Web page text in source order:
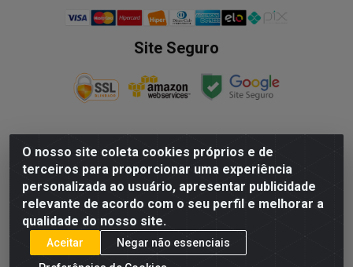
O nosso site coleta cookies próprios e de
terceiros para proporcionar uma experiência
personalizada ao usuário, apresentar publicidade
relevante de acordo com o seu perfil e melhorar a
qualidade do nosso site.
Aceitar
Negar não essenciais
Site Seguro
NALESSO DISTRIBUIDORA DE AUTO PECAS LTDA - Rua
Paulo Afonso, nº10 Galpão 03 SL 1 - Alecrim - Vila
Velha/ES - CEP 29.118-033 - CNPJ: 29.722.419/0003-09